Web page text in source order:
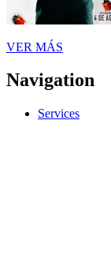
VER MÁS
Navigation
Services